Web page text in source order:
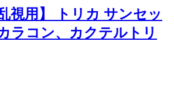
視用】 トリカ サンセッ
ラコン、カクテルトリ